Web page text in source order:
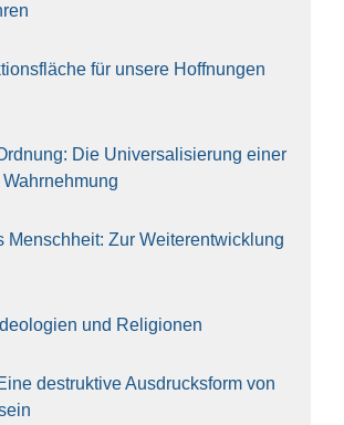
für unse­re Hoff­nun­gen
Die Uni­ver­sa­li­sie­rung einer
Mensch­heit: Zur Wei­ter­ent­wick­lung
und Reli­gio­nen
destruk­ti­ve Aus­drucks­form von